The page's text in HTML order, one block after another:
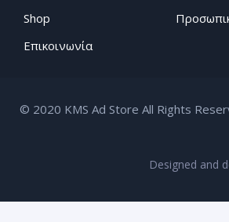
Shop
Επικοινωνία
© 2020 KMS Ad Store All Rights
Designed and